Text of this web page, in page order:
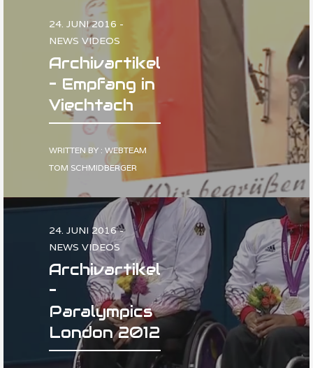
24. JUNI 2016 -
NEWS VIDEOS
Archivartikel
– Empfang in
Viechtach
WRITTEN BY : WEBTEAM
TOM SCHMIDBERGER
24. JUNI 2016 -
NEWS VIDEOS
Archivartikel
–
Paralympics
London 2012